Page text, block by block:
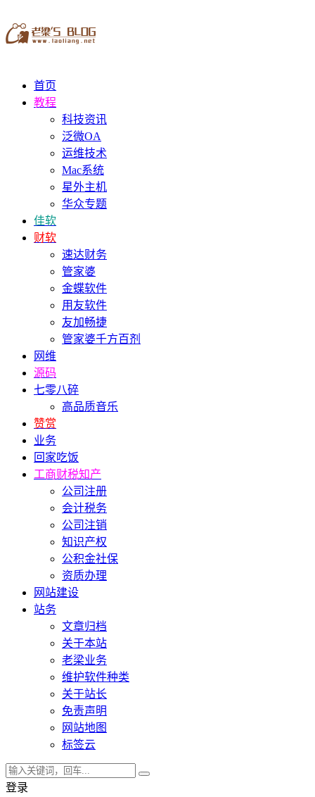
首页
教程
科技资讯
泛微OA
运维技术
Mac系统
星外主机
华众专题
佳软
财软
速达财务
管家婆
金蝶软件
用友软件
友加畅捷
管家婆千方百剂
网维
源码
七零八碎
高品质音乐
赞赏
业务
回家吃饭
工商财税知产
公司注册
会计税务
公司注销
知识产权
公积金社保
资质办理
网站建设
站务
文章归档
关于本站
老梁业务
维护软件种类
关于站长
免责声明
网站地图
标签云
登录